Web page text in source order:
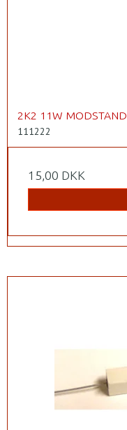
2K2 11W MODSTAND
111222
15,00 DKK